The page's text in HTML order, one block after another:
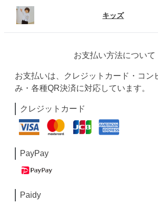
キッズ
お支払い方法について
お支払いは、クレジットカード・コン
み・各種QR決済に対応しています。
クレジットカード
PayPay
Paidy